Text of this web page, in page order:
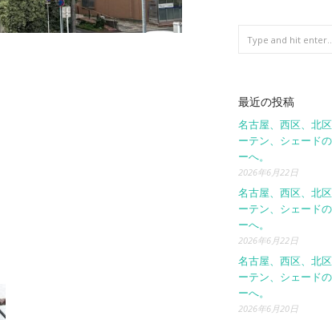
最近の投稿
名古屋、西区、北
ーテン、シェード
ーへ。
2026年6月22日
名古屋、西区、北
ーテン、シェード
ーへ。
2026年6月22日
名古屋、西区、北
ーテン、シェード
ーへ。
2026年6月20日